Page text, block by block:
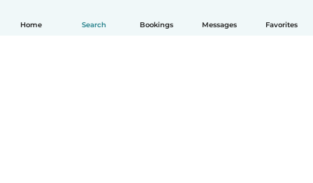
Home Search Bookings Messages Favorites